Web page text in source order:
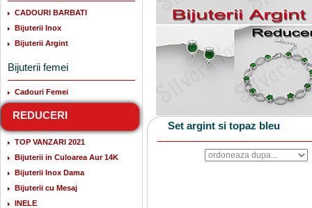
CADOURI BARBATI
Bijuterii Inox
Bijuterii Argint
Bijuterii femei
Cadouri Femei
REDUCERI
TOP VANZARI 2021
Bijuterii in Culoarea Aur 14K
Bijuterii Inox Dama
Bijuterii cu Mesaj
INELE
Set argint si topaz bleu